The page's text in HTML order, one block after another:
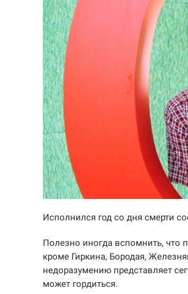
Исполнился год со дня смерти
Полезно иногда вспомнить, что
кроме Гиркина, Бородая,
недоразумению представляет
может гордиться.